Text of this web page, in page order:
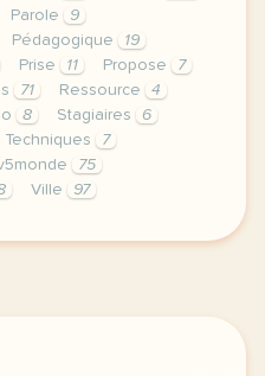
Parole
9
Pédagogique
19
Prise 11 Propose
7
71 Ressource
4
8 Stagiaires
6
Techniques
7
75
Ville 97
privee est une priorite